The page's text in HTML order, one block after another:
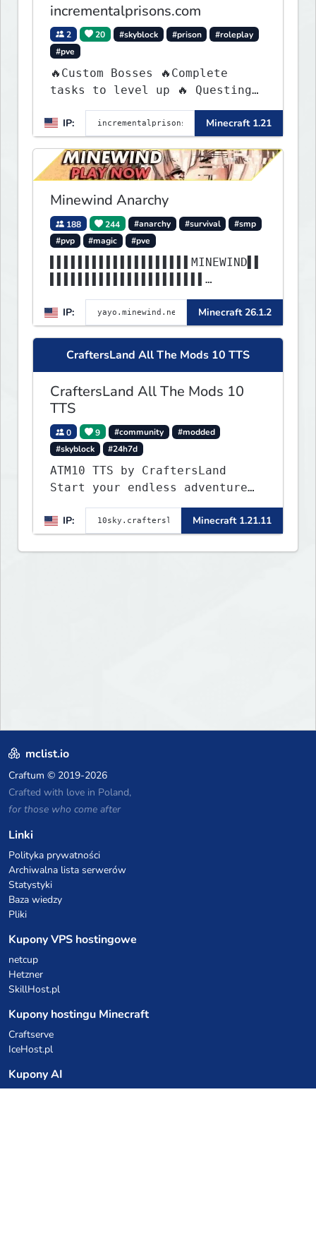
incrementalprisons.com
2 20 #skyblock #prison
#roleplay
#pve
🔥Custom Bosses 🔥Complete
tasks to level up 🔥 Questing
IP:
Minecraft 1.21
Minewind Anarchy
188 244 #anarchy #survival
#smp
#pvp
#magic #pve
▌▌▌▌▌▌▌▌▌▌▌▌▌▌▌▌▌▌▌▌MINEWIND▌▌
▌▌▌▌▌▌▌▌▌▌▌▌▌▌▌▌▌▌▌▌▌▌▌▌▌▌▌▌▌▌
▌▌▌▌▌▌▌▌▌▌▌▌▌▌▌▌▌▌▌▌▌▌
IP: Minecraft 26.1.2
CraftersLand All The Mods 10 TTS
CraftersLand All The Mods 10
TTS
0 9 #community
#modded
#skyblock
#24h7d
ATM10 TTS by CraftersLand
Start your endless adventure
now! v2.0.2
IP:
Minecraft 1.21.11
mclist.io
Craftum © 2019-2026
Crafted with love in Poland,
for those who come after
Linki
Polityka prywatności
Archiwalna lista serwerów
Statystyki
Baza wiedzy
Pliki
Kupony VPS hostingowe
netcup
Hetzner
SkillHost.pl
Kupony hostingu Minecraft
Craftserve
IceHost.pl
Kupony AI